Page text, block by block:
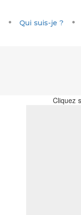
Qui suis-je ?
Cliquez